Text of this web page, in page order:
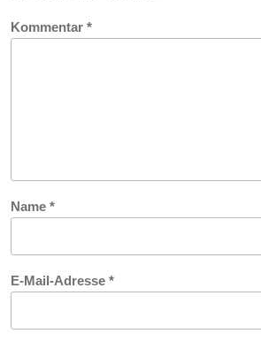
Kommentar *
Name *
E-Mail-Adresse *